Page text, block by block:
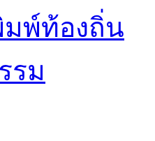
พ์ท้องถิ่น
รม